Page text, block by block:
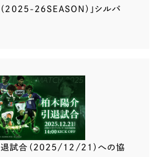
（2025-26SEASON）」 シルバ
退試合（2025/12/21）への協